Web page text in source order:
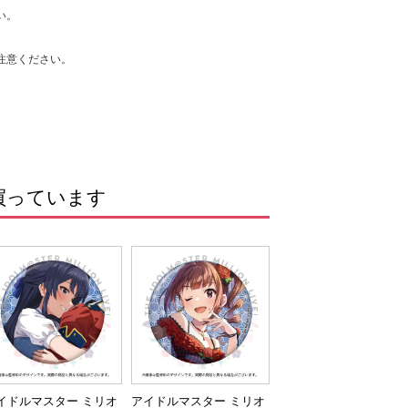
ください。
ています
ドルマスター ミリオ アイドルマスター ミリオ